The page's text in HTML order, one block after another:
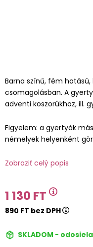
Barna színű, fém hatású,
csomagolásban. A
adventi koszorúkhoz, ill.
Figyelem: a gyertyák
némelyek helyenként
Zobraziť celý popis
1 130 FT
890 FT bez DPH
SKLADOM -